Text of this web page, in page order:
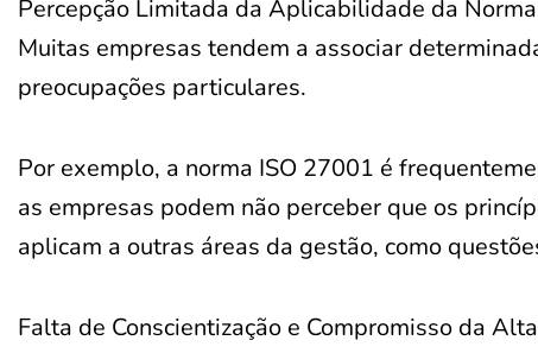
Percepção Limitada da Aplicabilidade da
Muitas empresas tendem a associar
preocupações particulares.
Por exemplo, a norma ISO 27001 é
as empresas podem não perceber que os
aplicam a outras áreas da gestão, como
Falta de Conscientização e Compromisso da